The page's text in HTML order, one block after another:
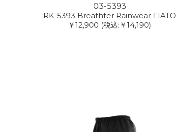
03-5393
RK-5393 Breathter Rainwear FIATO
￥12,900 (税込:￥14,190)